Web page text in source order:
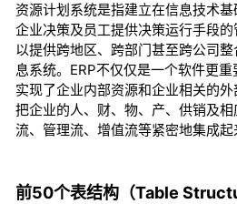
资源计划系统是指建立在信息技术
企业决策及员工提供决策运行手段
以提供跨地区、跨部门甚至跨公司
息系统。ERP不仅仅是一个软件更
实现了企业内部资源和企业相关的
把企业的人、财、物、产、供销及
流、管理流、增值流等紧密地集成起
前50个表结构（Table